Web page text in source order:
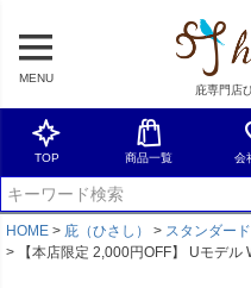
MENU
庇専門店
TOP 商品一覧 会
HOME 庇（ひさし） スタンダー
【本店限定 2,000円OFF】 Uモデ